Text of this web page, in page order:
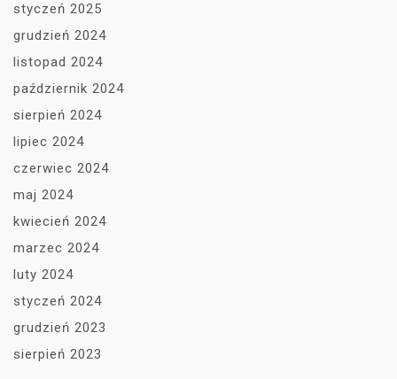
styczeń 2025
grudzień 2024
listopad 2024
październik 2024
sierpień 2024
lipiec 2024
czerwiec 2024
maj 2024
kwiecień 2024
marzec 2024
luty 2024
styczeń 2024
grudzień 2023
sierpień 2023